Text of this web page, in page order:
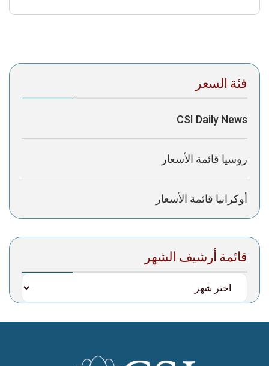
فئة السعر
CSI Daily News
روسيا قائمة الأسعار
أوكرانيا قائمة الأسعار
قائمة أرشيف الشهر